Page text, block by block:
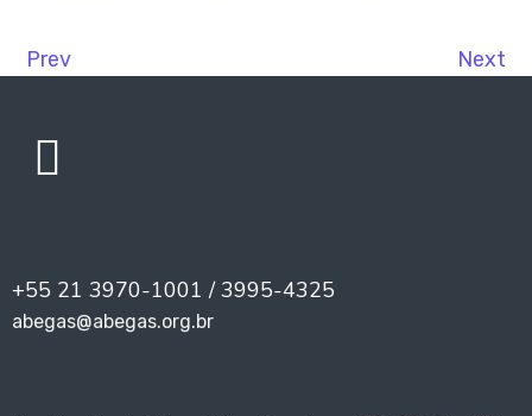
Prev Next
+55 21 3970-1001 / 3995-4325
abegas@abegas.org.br